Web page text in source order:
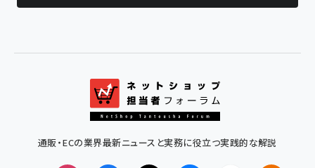
通販・ECの業界最新ニュースと実務に役立つ実践的な解説